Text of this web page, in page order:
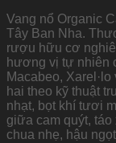
Vang nổ Organic
Tây Ban Nha.
rượu hữu cơ
hương vị tự nhiên
Macabeo,
hai theo kỹ thuật
nhạt, bọt khí tươi
giữa cam quýt,
chua nhẹ, hậu